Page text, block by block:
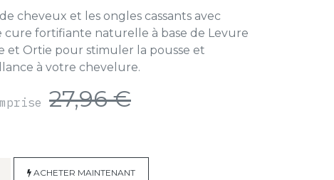
cheveux et les ongles cassants avec
cure fortifiante naturelle à base de Levure
et Ortie pour stimuler la pousse et
à votre chevelure.
27,96€
ACHETER MAINTENANT